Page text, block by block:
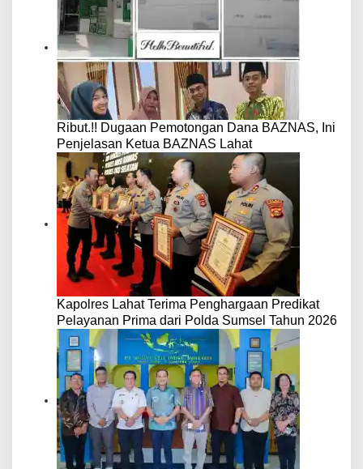
Ribut.!! Dugaan Pemotongan Dana BAZNAS, Ini
Penjelasan Ketua BAZNAS Lahat
Kapolres Lahat Terima Penghargaan Predikat
Pelayanan Prima dari Polda Sumsel Tahun 2026